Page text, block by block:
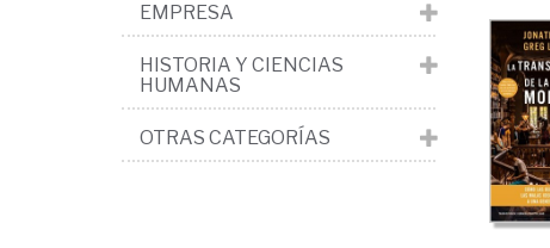
EMPRESA
HISTORIA Y CIENCIAS
HUMANAS
OTRAS CATEGORÍAS